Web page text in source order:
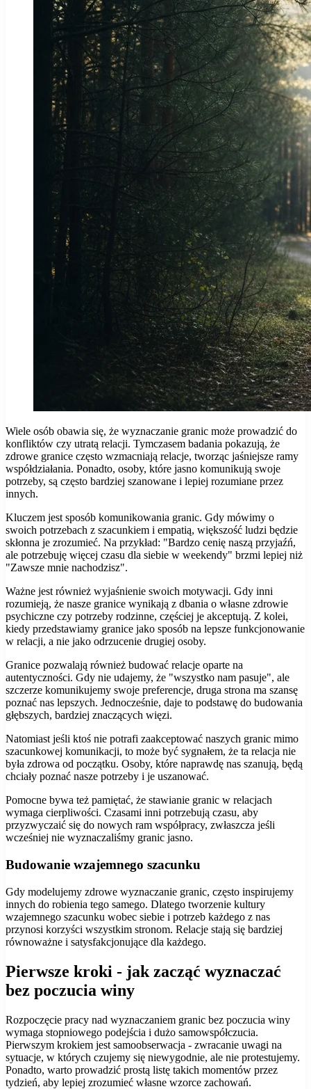
Wiele osób obawia się, że wyznaczanie granic może prowadzić do
konfliktów czy utratą relacji. Tymczasem badania pokazują, że
zdrowe granice często wzmacniają relacje, tworząc jaśniejsze ramy
współdziałania. Ponadto, osoby, które jasno komunikują swoje
potrzeby, są często bardziej szanowane i lepiej rozumiane przez
innych.
Kluczem jest sposób komunikowania granic. Gdy mówimy o
swoich potrzebach z szacunkiem i empatią, większość ludzi będzie
skłonna je zrozumieć. Na przykład: "Bardzo cenię naszą przyjaźń,
ale potrzebuję więcej czasu dla siebie w weekendy" brzmi lepiej niż
"Zawsze mnie nachodzisz".
Ważne jest również wyjaśnienie swoich motywacji. Gdy inni
rozumieją, że nasze granice wynikają z dbania o własne zdrowie
psychiczne czy potrzeby rodzinne, częściej je akceptują. Z kolei,
kiedy przedstawiamy granice jako sposób na lepsze funkcjonowanie
w relacji, a nie jako odrzucenie drugiej osoby.
Granice pozwalają również budować relacje oparte na
autentyczności. Gdy nie udajemy, że "wszystko nam pasuje", ale
szczerze komunikujemy swoje preferencje, druga strona ma szansę
poznać nas lepszych. Jednocześnie, daje to podstawę do budowania
głębszych, bardziej znaczących więzi.
Natomiast jeśli ktoś nie potrafi zaakceptować naszych granic mimo
szacunkowej komunikacji, to może być sygnałem, że ta relacja nie
była zdrowa od początku. Osoby, które naprawdę nas szanują, będą
chciały poznać nasze potrzeby i je uszanować.
Pomocne bywa też pamiętać, że stawianie granic w relacjach
wymaga cierpliwości. Czasami inni potrzebują czasu, aby
przyzwyczaić się do nowych ram współpracy, zwłaszcza jeśli
wcześniej nie wyznaczaliśmy granic jasno.
Budowanie wzajemnego szacunku
Gdy modelujemy zdrowe wyznaczanie granic, często inspirujemy
innych do robienia tego samego. Dlatego tworzenie kultury
wzajemnego szacunku wobec siebie i potrzeb każdego z nas
przynosi korzyści wszystkim stronom. Relacje stają się bardziej
równoważne i satysfakcjonujące dla każdego.
Pierwsze kroki - jak zacząć wyznaczać
bez poczucia winy
Rozpoczęcie pracy nad wyznaczaniem granic bez poczucia winy
wymaga stopniowego podejścia i dużo samowspółczucia.
Pierwszym krokiem jest samoobserwacja - zwracanie uwagi na
sytuacje, w których czujemy się niewygodnie, ale nie protestujemy.
Ponadto, warto prowadzić prostą listę takich momentów przez
tydzień, aby lepiej zrozumieć własne wzorce zachowań.